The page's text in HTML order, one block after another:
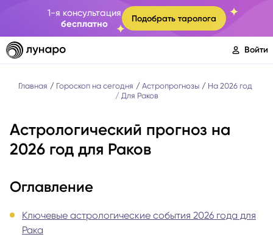
1-я консультация
бесплатно
Подобрать таролога
Войти
Главная Гороскоп на сегодня Астропрогнозы
На 2026 год
Для Раков
Астрологический прогноз на
2026 год для Раков
Оглавление
Ключевые астрологические события 2026 года для
Рака